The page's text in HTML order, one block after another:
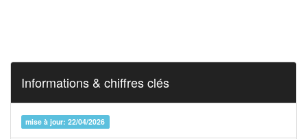
Informations & chiffres clés
mise à jour: 22/04/2026